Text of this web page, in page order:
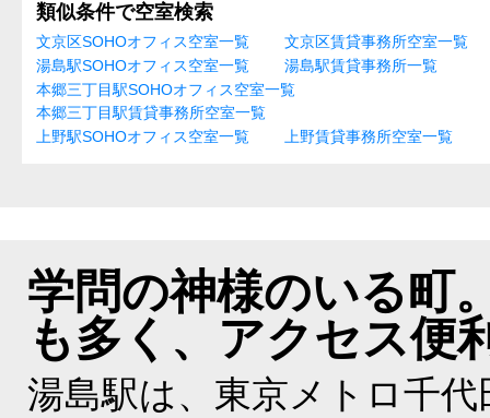
類似条件で空室検索
文京区SOHOオフィス空室一覧
文京区賃貸事務所空室一覧
湯島駅SOHOオフィス空室一覧
湯島駅賃貸事務所一覧
本郷三丁目駅SOHOオフィス空室一覧
本郷三丁目駅賃貸事務所空室一覧
上野駅SOHOオフィス空室一覧
上野賃貸事務所空室一覧
学問の神様のいる町
も多く、アクセス便
湯島駅は、東京メトロ千